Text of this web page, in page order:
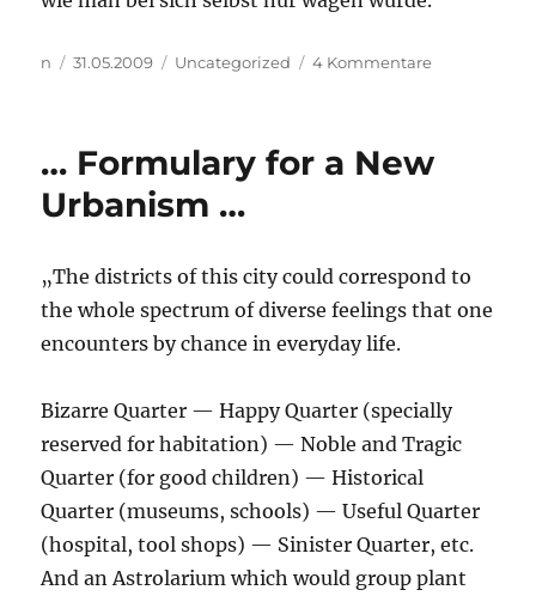
Autor
n
Veröffentlicht
31.05.2009 Kategorien
Uncategorized 4 Kommentarezu
wo
der
hat,
überhaupt
singen?)
… Formulary for a New
Urbanism …
„The districts of this city could correspond to
the whole spectrum of diverse feelings that one
encounters by chance in everyday life.
Bizarre Quarter — Happy Quarter (specially
reserved for habitation) — Noble and Tragic
Quarter (for good children) — Historical
Quarter (museums, schools) — Useful Quarter
(hospital, tool shops) — Sinister Quarter, etc.
And an Astrolarium which would group plant